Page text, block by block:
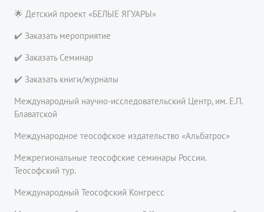
🌟 Детский проект «БЕЛЫЕ ЯГУАРЫ»
✔️ Заказать мероприятие
✔️ Заказать Семинар
✔️ Заказать книги/журналы
Международный научно-исследовательский Центр, им. Е.П.
Блаватской
Международное теософское издательство «Альбатрос»
Межрегиональные теософские семинары России.
Теософский тур.
Международный Теософский Конгресс